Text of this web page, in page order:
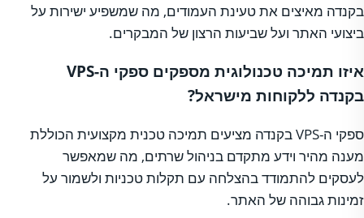
בקנדה מאיצים את טעינת העמודים, מה שמשפיע ישירות על
ביצועי האתר ועל שביעות הרצון של המבקרים.
איזו תמיכה טכנולוגית מספקים ספקי ה-VPS
בקנדה ללקוחות מישראל?
ספקי ה-VPS בקנדה מציעים תמיכה טכנית מקצועית הכוללת
מענה מהיר וידע מתקדם בניהול שרתים, מה שמאפשר
לעסקים להתמודד בהצלחה עם תקלות טכניות ולשמור על
זמינות גבוהה של האתר.